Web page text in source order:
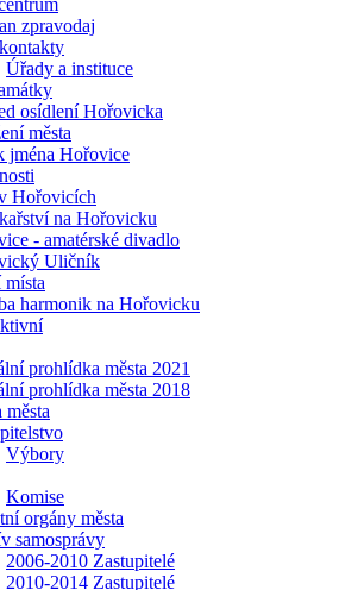
zpravodaj
Úřady a instituce
osídlení Hořovicka
města
jména Hořovice
Hořovicích
na Hořovicku
- amatérské divadlo
Uličník
místa
harmonik na Hořovicku
prohlídka města 2021
prohlídka města 2018
města
Výbory
Komise
orgány města
samosprávy
2006-2010 Zastupitelé
2010-2014 Zastupitelé